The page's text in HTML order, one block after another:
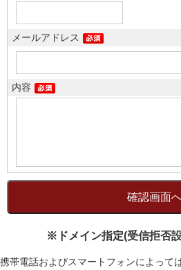
メールアドレス
内容
※ドメイン指定(受信拒否
携帯電話およびスマートフォンによって